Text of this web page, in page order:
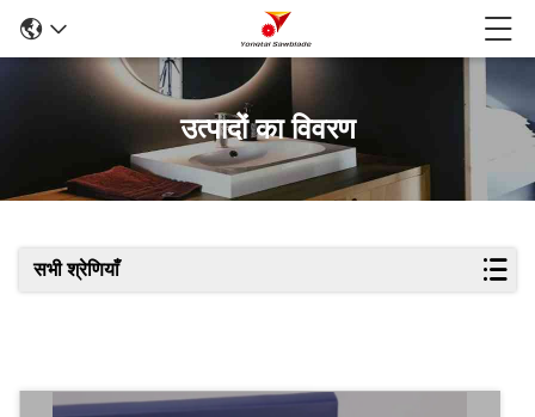
उत्पादों का विवरण
सभी श्रेणियाँ